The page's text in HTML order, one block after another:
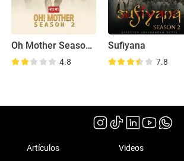
Oh Mother Season-2
4.8
Sufiyana
7.8
Artículos Videos